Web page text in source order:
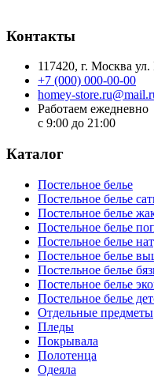
Контакты
117420, г. Москва ул.
+7 (000) 000-00-00
homey-
Работаем ежедневно
с 9:00 до 21:00
Каталог
Постельное белье
Постельное белье
Постельное белье
Постельное белье
Постельное белье
Постельное белье
Постельное белье
Постельное белье
Постельное белье
Отдельные предметы
Пледы
Покрывала
Полотенца
Одеяла